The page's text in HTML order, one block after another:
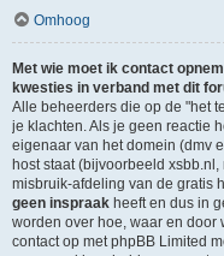
Omhoog
Met wie moet ik contact
kwesties in verband met dit
Alle beheerders die op de "het
je klachten. Als je geen reactie
eigenaar van het domein (dmv
host staat (bijvoorbeeld
misbruik-afdeling van de gratis
geen inspraak heeft en dus in
worden over hoe, waar en door
contact op met phpBB Limited